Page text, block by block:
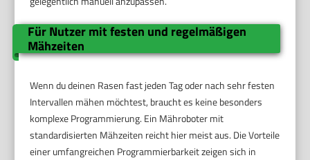
Für Nutzer mit festen und regelmäßigen
Mähzeiten
Wenn du deinen Rasen fast jeden Tag oder nach sehr festen
Intervallen mähen möchtest, braucht es keine besonders
komplexe Programmierung. Ein Mähroboter mit
standardisierten Mähzeiten reicht hier meist aus. Die Vorteile
einer umfangreichen Programmierbarkeit zeigen sich in